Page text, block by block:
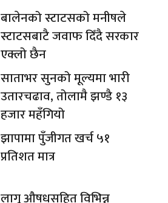
बालेनको स्टाटसको मनीषले
स्टाटसबाटै जवाफ दिँदै सरकार
एक्लो छैन
साताभर सुनको मूल्यमा भारी
उतारचढाव, तोलामै झण्डै १३
हजार महँगियो
झापामा पुँजीगत खर्च ५१
प्रतिशत मात्र
लागू औषधसहित विभिन्न